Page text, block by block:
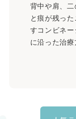
背中や肩、
と痕が残っ
すコンビネ
に沿った治療